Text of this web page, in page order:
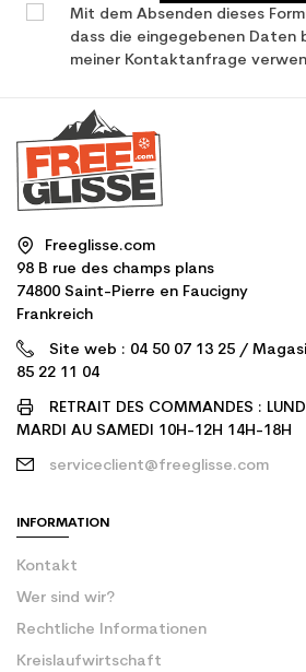
Mit dem Absenden dieses
dass die eingegebenen Daten
meiner Kontaktanfrage
Freeglisse.com
98 B rue des champs plans
74800 Saint-Pierre en Faucigny
Frankreich
Site web : 04 50 07 13 25 /
85 22 11 04
RETRAIT DES COMMANDES :
MARDI AU SAMEDI 10H-12H 14H-18H
serviceclient@freeglisse.com
INFORMATION
Kontakt
Wer sind wir?
Rechtliche Informationen
Kreislaufwirtschaft